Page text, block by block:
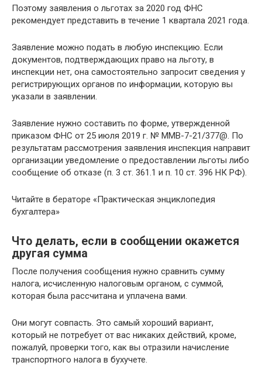
Поэтому заявления о льготах за 2020 год ФНС
рекомендует представить в течение 1 квартала 2021 года.
Заявление можно подать в любую инспекцию. Если
документов, подтверждающих право на льготу, в
инспекции нет, она самостоятельно запросит сведения у
регистрирующих органов по информации, которую вы
указали в заявлении.
Заявление нужно составить по форме, утвержденной
приказом ФНС от 25 июля 2019 г. № ММВ-7-21/377@. По
результатам рассмотрения заявления инспекция направит
организации уведомление о предоставлении льготы либо
сообщение об отказе (п. 3 ст. 361.1 и п. 10 ст. 396 НК РФ).
Читайте в бераторе «Практическая энциклопедия
бухгалтера»
Что делать, если в сообщении окажется
другая сумма
После получения сообщения нужно сравнить сумму
налога, исчисленную налоговым органом, с суммой,
которая была рассчитана и уплачена вами.
Они могут совпасть. Это самый хороший вариант,
который не потребует от вас никаких действий, кроме,
пожалуй, проверки того, как вы отразили начисление
транспортного налога в бухучете.